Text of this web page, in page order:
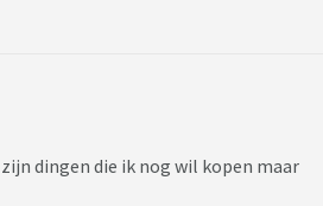
dingen die ik nog wil kopen maar